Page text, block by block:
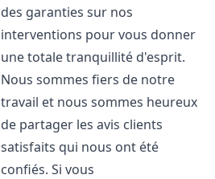
des garanties sur nos
interventions pour vous donner
une totale tranquillité d'esprit.
Nous sommes fiers de notre
travail et nous sommes heureux
de partager les avis clients
satisfaits qui nous ont été
confiés. Si vous